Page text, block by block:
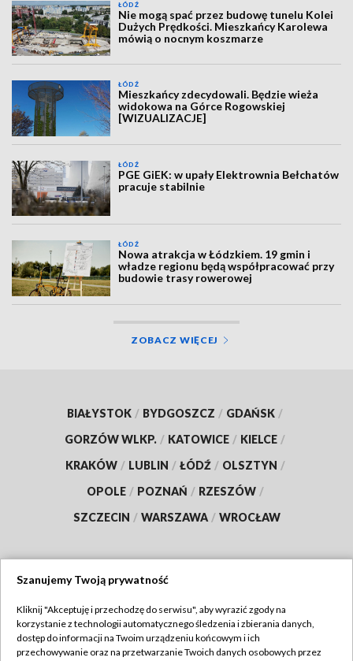
ŁÓDŹ
Nie mogą spać przez budowę tunelu Kolei
Dużych Prędkości. Mieszkańcy Karolewa
mówią o nocnym koszmarze
ŁÓDŹ
Mieszkańcy zdecydowali. Będzie wieża
widokowa na Górce Rogowskiej
[WIZUALIZACJE]
ŁÓDŹ
PGE GiEK: w upały Elektrownia Bełchatów
pracuje stabilnie
ŁÓDŹ
Nowa atrakcja w Łódzkiem. 19 gmin i
władze regionu będą współpracować przy
budowie trasy rowerowej
ZOBACZ WIĘCEJ
BIAŁYSTOK / BYDGOSZCZ / GDAŃSK /
GORZÓW WLKP. / KATOWICE / KIELCE /
KRAKÓW / LUBLIN / ŁÓDŹ / OLSZTYN /
OPOLE / POZNAŃ / RZESZÓW /
SZCZECIN / WARSZAWA / WROCŁAW
TVP
Abonament TVP
Regulamin TVP
Szanujemy Twoją prywatność
Kliknij "Akceptuję i przechodzę do serwisu", aby wyrazić zgody na
korzystanie z technologii automatycznego śledzenia i zbierania danych,
dostęp do informacji na Twoim urządzeniu końcowym i ich
przechowywanie oraz na przetwarzanie Twoich danych osobowych przez